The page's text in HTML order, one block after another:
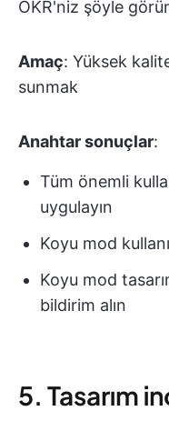
OKR'niz şöyle
Amaç: Yüksek
sunmak
Anahtar sonuçlar:
Tüm önemli
uygulayın
Koyu mod
Koyu mod
bildirim alın
5. Tasarım